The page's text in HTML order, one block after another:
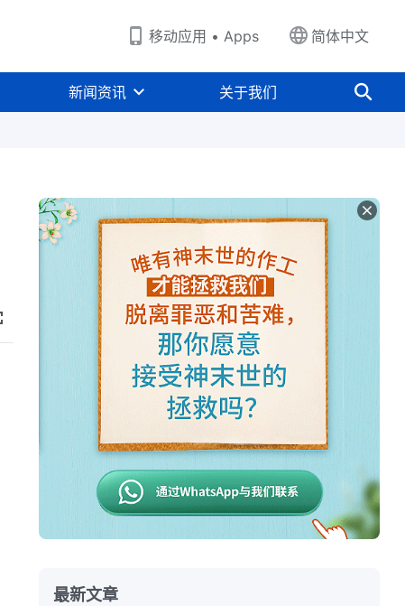
移动应用 • Apps 简体中文
新闻资讯 关于我们
最新文章